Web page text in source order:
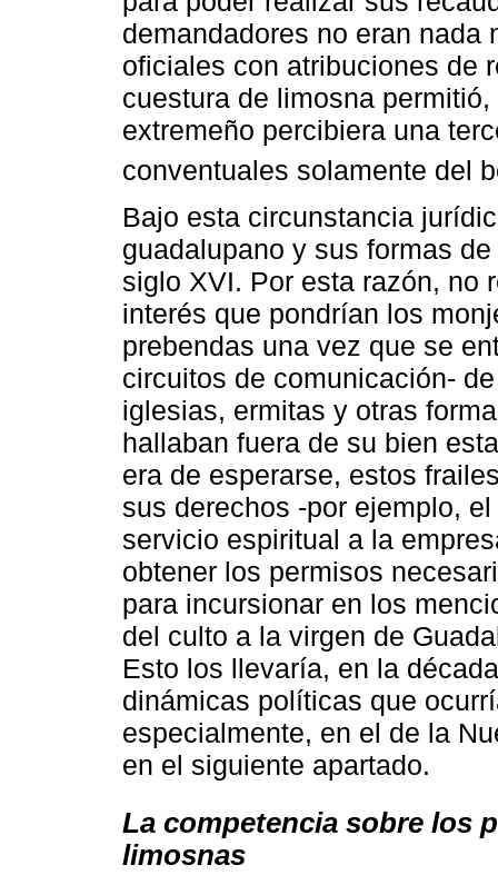
demandadores no eran
oficiales con atribuciones de
cuestura de limosna
extremeño percibiera una
conventuales solamente del
Bajo esta circunstancia
guadalupano y sus formas
siglo XVI. Por esta razón, no
interés que pondrían los
prebendas una vez que se
circuitos de comunicación-
iglesias, ermitas y otras
hallaban fuera de su bien
era de esperarse, estos
sus derechos -por ejemplo,
servicio espiritual a la
obtener los permisos
para incursionar en los
del culto a la virgen de
Esto los llevaría, en la
dinámicas políticas que
especialmente, en el de la
en el siguiente apartado.
La competencia sobre los
limosnas